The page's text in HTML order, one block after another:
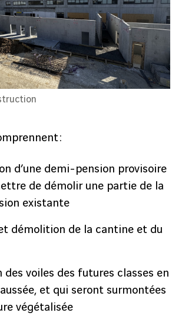
:
d’une demi-pension provisoire
de démolir une partie de la
existante
démolition de la cantine et du
des voiles des futures classes en
et qui seront surmontées
végétalisée